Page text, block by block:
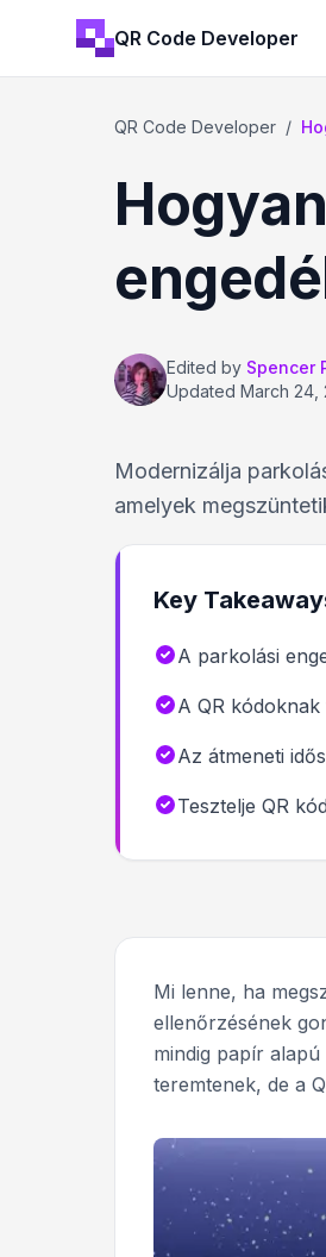
QR Code Developer
QR Code Developer /
Edited by Spencer
Updated March 24,
Modernizálja
amelyek
Key
A parkolási
A QR
Az átmeneti
Tesztelje QR
Mi lenne, ha
ellenőrzésének
mindig papír
teremtenek, de a